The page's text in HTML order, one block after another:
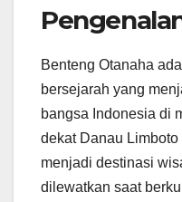
Benteng Otanaha
bersejarah yang
bangsa Indonesia di
dekat Danau
menjadi destinasi
dilewatkan saat